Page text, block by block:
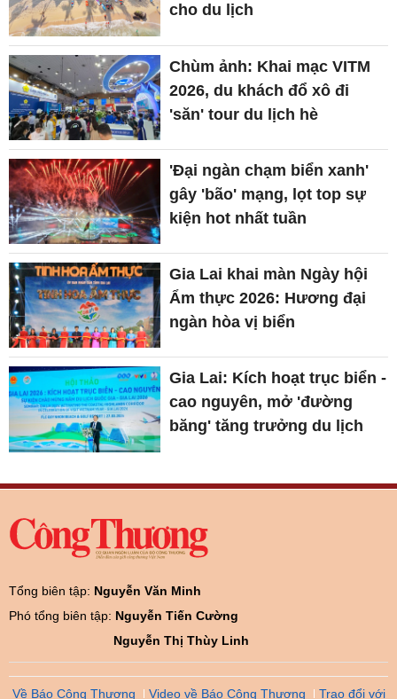
cho du lịch
Chùm ảnh: Khai mạc VITM
2026, du khách đổ xô đi
'săn' tour du lịch hè
'Đại ngàn chạm biển xanh'
gây 'bão' mạng, lọt top sự
kiện hot nhất tuần
Gia Lai khai màn Ngày hội
Ẩm thực 2026: Hương đại
ngàn hòa vị biển
Gia Lai: Kích hoạt trục biển -
cao nguyên, mở 'đường
băng' tăng trưởng du lịch
Tổng biên tập: Nguyễn Văn Minh
Phó tổng biên tập: Nguyễn Tiến Cường
Nguyễn Thị Thùy Linh
Về Báo Công Thương Video về Báo Công Thương Trao đổi với